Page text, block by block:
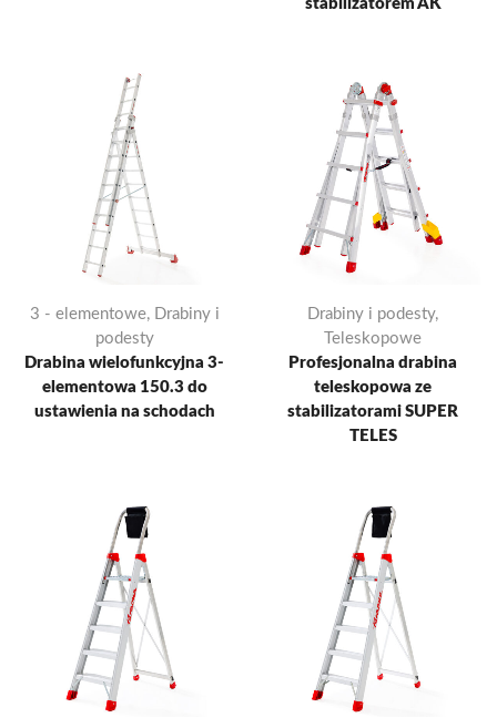
stabilizatorem AK
3 - elementowe, Drabiny i
podesty
Drabina wielofunkcyjna 3-
elementowa 150.3 do
ustawienia na schodach
Drabiny i podesty,
Teleskopowe
Profesjonalna drabina
teleskopowa ze
stabilizatorami SUPER
TELES